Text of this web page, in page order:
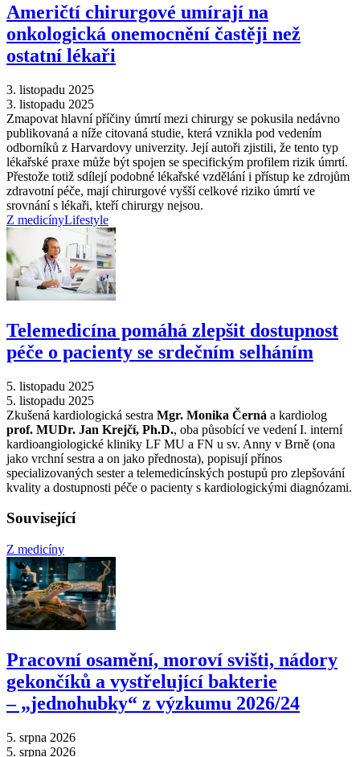
Američtí chirurgové umírají na
onkologická onemocnění častěji než
ostatní lékaři
3. listopadu 2025
3. listopadu 2025
Zmapovat hlavní příčiny úmrtí mezi chirurgy se pokusila nedávno
publikovaná a níže citovaná studie, která vznikla pod vedením
odborníků z Harvardovy univerzity. Její autoři zjistili, že tento typ
lékařské praxe může být spojen se specifickým profilem rizik úmrtí.
Přestože totiž sdílejí podobné lékařské vzdělání i přístup ke zdrojům
zdravotní péče, mají chirurgové vyšší celkové riziko úmrtí ve
srovnání s lékaři, kteří chirurgy nejsou.
Z medicínyLifestyle
Telemedicína pomáhá zlepšit dostupnost
péče o pacienty se srdečním selháním
5. listopadu 2025
5. listopadu 2025
Zkušená kardiologická sestra Mgr. Monika Černá a kardiolog
prof. MUDr. Jan Krejčí, Ph.D., oba působící ve vedení I. interní
kardioangiologické kliniky LF MU a FN u sv. Anny v Brně (ona
jako vrchní sestra a on jako přednosta), popisují přínos
specializovaných sester a telemedicínských postupů pro zlepšování
kvality a dostupnosti péče o pacienty s kardiologickými diagnózami.
Související
Z medicíny
Pracovní osamění, moroví svišti, nádory
gekončíků a vystřelující bakterie
–⁠ „jednohubky“ z výzkumu 2026/24
5. srpna 2026
5. srpna 2026